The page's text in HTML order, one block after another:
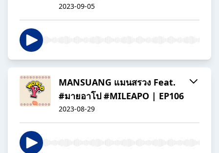
2023-09-05
MANSUANG แมนสรวง Feat.
#มายอาโป #MILEAPO | EP106
2023-08-29